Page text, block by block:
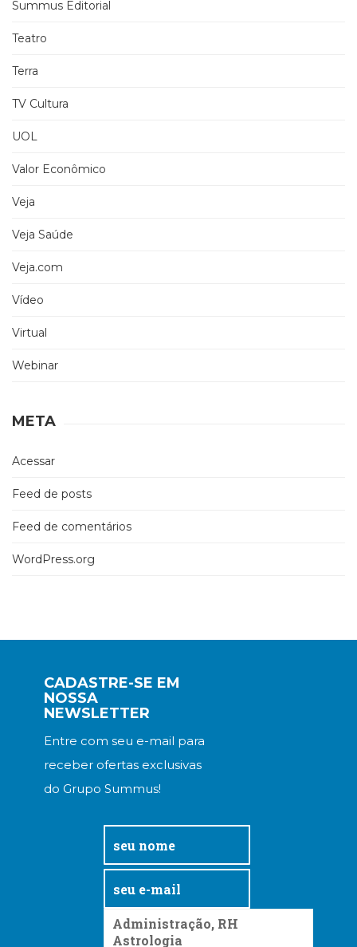
Summus Editorial
Teatro
Terra
TV Cultura
UOL
Valor Econômico
Veja
Veja Saúde
Veja.com
Vídeo
Virtual
Webinar
META
Acessar
Feed de posts
Feed de comentários
WordPress.org
CADASTRE-SE EM
NOSSA
NEWSLETTER
Entre com seu e-mail para
receber ofertas exclusivas
do Grupo Summus!